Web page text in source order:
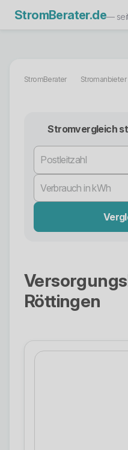
StromBerater.de—
StromBerater Stromanbieter
Stromvergleich
Röttingen